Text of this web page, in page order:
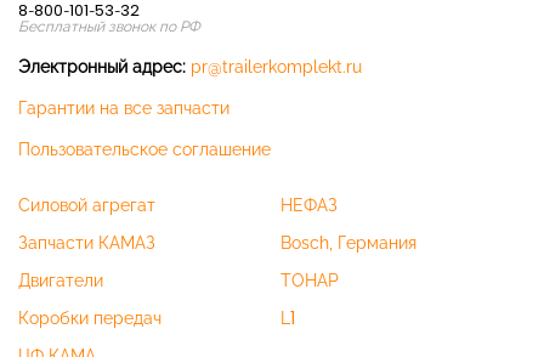
8-800-101-53-32
Бесплатный звонок по РФ
Электронный адрес: pr@trailerkomplekt.ru
Гарантии на все запчасти
Пользовательское соглашение
Силовой агрегат
Запчасти КАМАЗ
Двигатели
Коробки передач
НЕФАЗ
Bosch, Германия
ТОНАР
L1